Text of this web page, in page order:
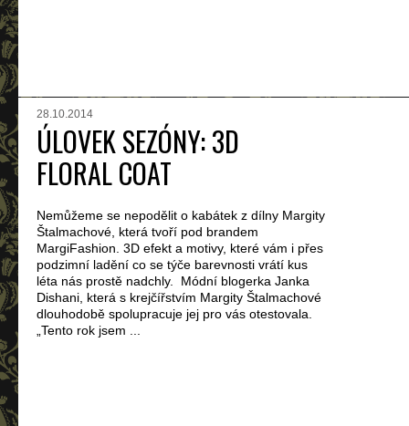
28.10.2014
ÚLOVEK SEZÓNY: 3D
FLORAL COAT
Nemůžeme se nepodělit o kabátek z dílny Margity
Štalmachové, která tvoří pod brandem
MargiFashion. 3D efekt a motivy, které vám i přes
podzimní ladění co se týče barevnosti vrátí kus
léta nás prostě nadchly. Módní blogerka Janka
Dishani, která s krejčířstvím Margity Štalmachové
dlouhodobě spolupracuje jej pro vás otestovala.
„Tento rok jsem ...